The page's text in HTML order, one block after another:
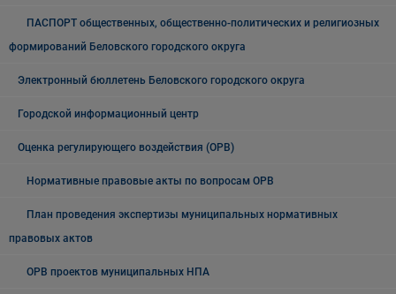
ПАСПОРТ общественных, общественно-политических и религиозных
формирований Беловского городского округа
Электронный бюллетень Беловского городского округа
Городской информационный центр
Оценка регулирующего воздействия (ОРВ)
Нормативные правовые акты по вопросам ОРВ
План проведения экспертизы муниципальных нормативных
правовых актов
ОРВ проектов муниципальных НПА